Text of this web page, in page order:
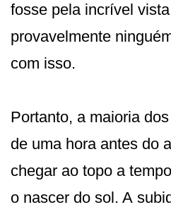
fosse pela incrível
provavelmente
com isso.
Portanto, a maioria
de uma hora antes do
chegar ao topo a
o nascer do sol. A